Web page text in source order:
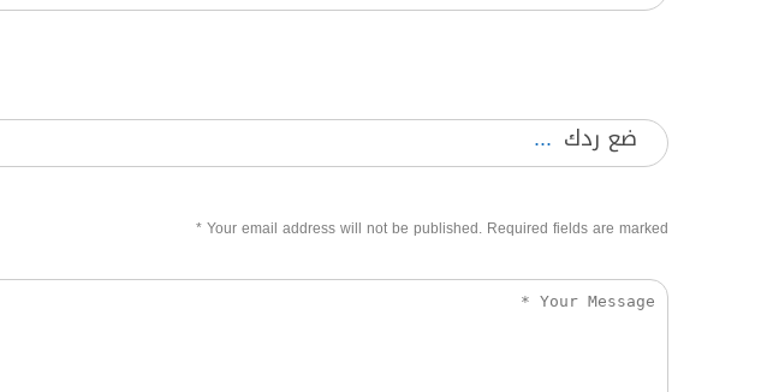
ضع ردك
Your email address will not be published. Required fields are marked
*